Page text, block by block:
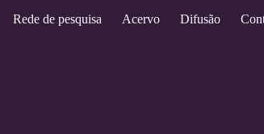
Rede de pesquisa Acervo Difusão